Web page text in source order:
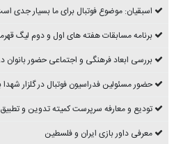
اسبقیان: موضوع فوتبال برای ما بسیار جدی
برنامه مسابقات هفته های اول و دوم ليگ
بررسی ابعاد فرهنگی و اجتماعی حضور بانوان
حضور مسئولین فدراسیون فوتبال در گلزار شهدا
تودیع و معارفه سرپرست کمیته تدوین و
معرفی داور بازی ایران و فلسطین